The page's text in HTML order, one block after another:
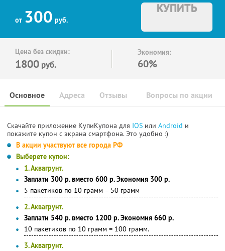
от 300 руб.
КУПИТЬ
Цена без скидки:
1800 руб.
Экономия:
60%
Основное Отзывы Вопросы по акции
Адреса
Скачайте приложение КупиКупона для IOS или Android и
покажите купон с экрана смартфона. Это удобно :)
В акции участвуют все города РФ
Выберете купон:
1. Аквагрунт.
Заплати 300 р. вместо 600 р. Экономия 300 р.
5 пакетиков по 10 грамм = 50 грамм
2. Аквагрунт.
Заплати 540 р. вместо 1200 р. Экономия 660 р.
10 пакетиков по 10 грамм = 100 грамм.
3. Аквагрунт.